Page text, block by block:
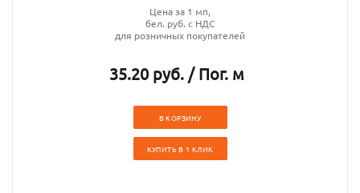
Цена за 1 мп,
бел. руб. с НДС
для розничных покупателей
35.20 руб. / Пог. м
В КОРЗИНУ
КУПИТЬ В 1 КЛИК